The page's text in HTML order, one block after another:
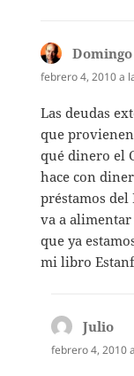
febrero 4, 2010 a
Las deudas
que
qué dinero el
hace con
préstamos del
va a
que ya
mi libro
Julio
febrero 4, 2010